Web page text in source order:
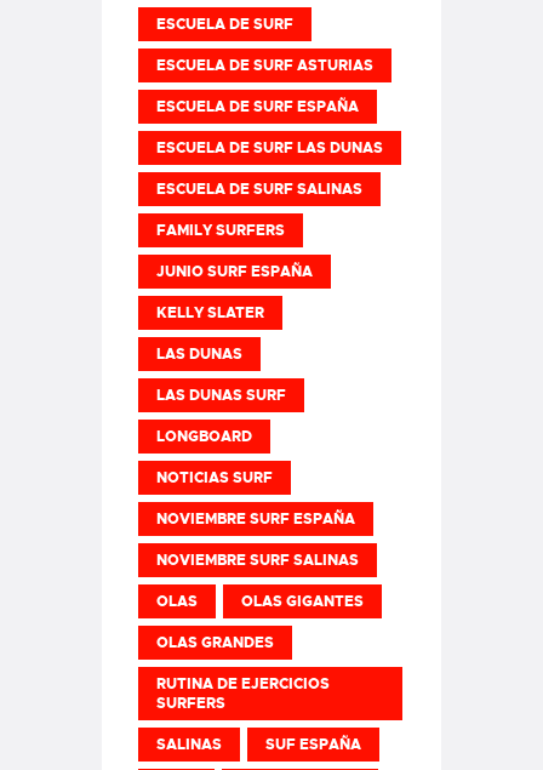
ESCUELA DE SURF
ESCUELA DE SURF ASTURIAS
ESCUELA DE SURF ESPAÑA
ESCUELA DE SURF LAS DUNAS
ESCUELA DE SURF SALINAS
FAMILY SURFERS
JUNIO SURF ESPAÑA
KELLY SLATER
LAS DUNAS
LAS DUNAS SURF
LONGBOARD
NOTICIAS SURF
NOVIEMBRE SURF ESPAÑA
NOVIEMBRE SURF SALINAS
OLAS OLAS GIGANTES
OLAS GRANDES
RUTINA DE EJERCICIOS
SURFERS
SALINAS SUF ESPAÑA